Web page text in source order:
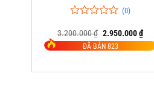
trên
5
đánh
(0)
3.200.000₫ Giá
gốc
là:
2.950.000₫Giá
tại
ĐÃ BÁN 823